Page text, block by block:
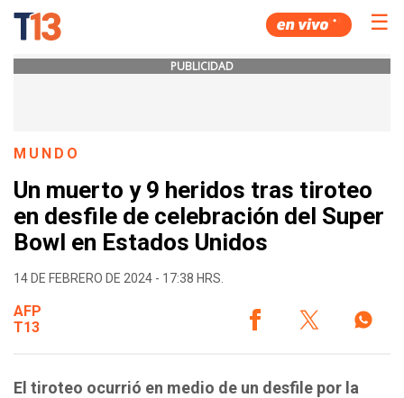
☰
PUBLICIDAD
MUNDO
Un muerto y 9 heridos tras tiroteo
en desfile de celebración del Super
Bowl en Estados Unidos
14 DE FEBRERO DE 2024 - 17:38 HRS.
AFP
T13
El tiroteo ocurrió en medio de un desfile por la